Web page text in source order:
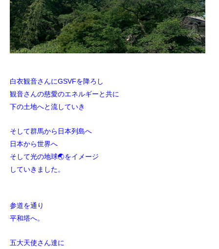
白衣観音さんにGSVFを降ろし
観音さんの慈愛のエネルギーと共に
下の土地へと流していき
そして群馬から日本列島へ
日本から世界へ
そして光の地球🌏をイメージ
していきました。
参道を通り
平和塔へ。
五大天使さん達に